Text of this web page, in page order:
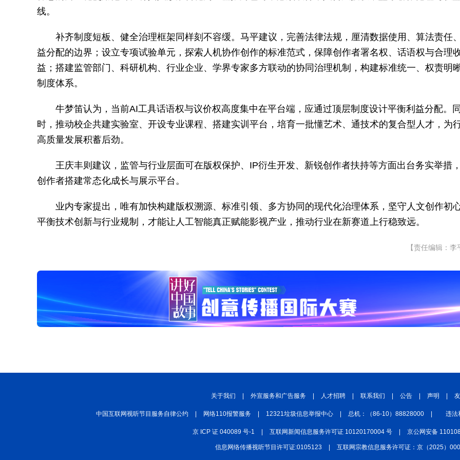
线。
补齐制度短板、健全治理框架同样刻不容缓。马平建议，完善法律法规，厘清数据使用、算法责任
益分配的边界；设立专项试验单元，探索人机协作创作的标准范式，保障创作者署名权、话语权与合理
益；搭建监管部门、科研机构、行业企业、学界专家多方联动的协同治理机制，构建标准统一、权责明
制度体系。
牛梦笛认为，当前AI工具话语权与议价权高度集中在平台端，应通过顶层制度设计平衡利益分配。同
时，推动校企共建实验室、开设专业课程、搭建实训平台，培育一批懂艺术、通技术的复合型人才，为
高质量发展积蓄后劲。
王庆丰则建议，监管与行业层面可在版权保护、IP衍生开发、新锐创作者扶持等方面出台务实举措
创作者搭建常态化成长与展示平台。
业内专家提出，唯有加快构建版权溯源、标准引领、多方协同的现代化治理体系，坚守人文创作初
平衡技术创新与行业规制，才能让人工智能真正赋能影视产业，推动行业在新赛道上行稳致远。
【责任编辑：李
关于我们 外宣服务和广告服务 人才招聘 联系我们 公告 声明
中国互联网视听节目服务自律公约 网络110报警服务 12321垃圾信息举报中心 总机：（86-10）88828000 违法
京 ICP 证 040089 号-1 互联网新闻信息服务许可证 10120170004 号 京公网安备
信息网络传播视听节目许可证:0105123 互联网宗教信息服务许可证：京（2025）